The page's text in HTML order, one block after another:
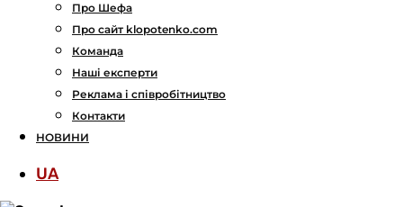
Про Шефа
Про сайт klopotenko.com
Команда
Наші експерти
Реклама і співробітництво
Контакти
НОВИНИ
UA